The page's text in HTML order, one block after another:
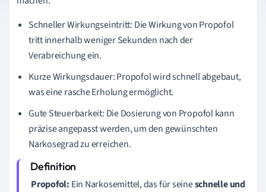
Schneller Wirkungseintritt: Die Wirkung von Propofol
tritt innerhalb weniger Sekunden nach der
Verabreichung ein.
Kurze Wirkungsdauer: Propofol wird schnell abgebaut,
was eine rasche Erholung ermöglicht.
Gute Steuerbarkeit: Die Dosierung von Propofol kann
präzise angepasst werden, um den gewünschten
Narkosegrad zu erreichen.
Propofol: Ein Narkosemittel, das für seineschnelle und